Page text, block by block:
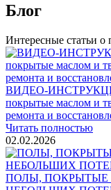
Блог
Интересные статьи о
ВИДЕО-
покрытые маслом и
ремонта и
Читать полностью
02.02.2026
ПОЛЫ, ПОКРЫТЫЕ